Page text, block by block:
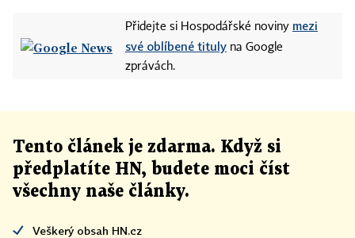
Přidejte si Hospodářské noviny mezi
své oblíbené tituly na Google
zprávách.
Tento článek je zdarma. Když si
předplatíte HN, budete moci číst
všechny naše články.
Veškerý obsah HN.cz